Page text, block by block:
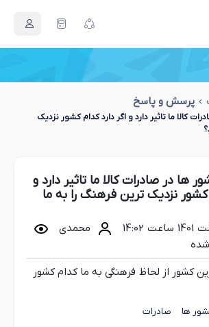
پرسش و پاسخ
کالا ما تاثیر دارد و اگر دارد کدام کشور نزدیک
ها در صادرات کالا ما تاثیر دارد و
کشور نزدیک ترین فرهنگ را به ما
محمدی
کشور از لحاظ فرهنگی به ما کدام کشور
ها صادرات